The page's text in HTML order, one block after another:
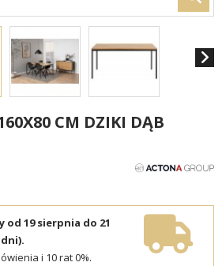
CM DZIKI DĄB
od 19 sierpnia do 21
i 10 rat 0%.